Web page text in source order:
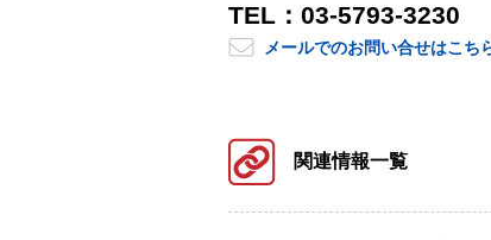
TEL：03-5793-3230
メールでのお問い合せはこち
関連情報一覧